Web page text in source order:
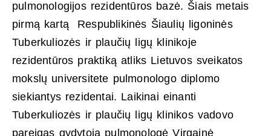
pulmonologijos rezidentūros bazė. Šiais metais
pirmą kartą Respublikinės Šiaulių ligoninės
Tuberkuliozės ir plaučių ligų klinikoje
rezidentūros praktiką atliks Lietuvos sveikatos
mokslų universitete pulmonologo diplomo
siekiantys rezidentai. Laikinai einanti
Tuberkuliozės ir plaučių ligų klinikos vadovo
pareigas gydytoja pulmonologė Virgainė